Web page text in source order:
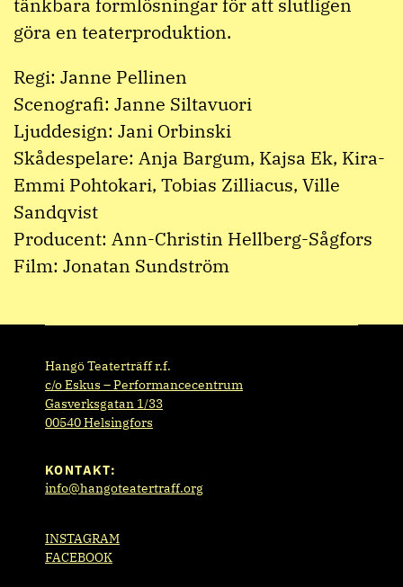
tänkbara formlösningar för att slutligen
göra en teaterproduktion.
Regi: Janne Pellinen
Scenografi: Janne Siltavuori
Ljuddesign: Jani Orbinski
Skådespelare: Anja Bargum, Kajsa Ek, Kira-
Emmi Pohtokari, Tobias Zilliacus, Ville
Sandqvist
Producent: Ann-Christin Hellberg-Sågfors
Film: Jonatan Sundström
Hangö Teaterträff r.f.
c/o Eskus – Performancecentrum
Gasverksgatan 1/33
00540 Helsingfors
KONTAKT:
info@hangoteatertraff.org
INSTAGRAM
FACEBOOK